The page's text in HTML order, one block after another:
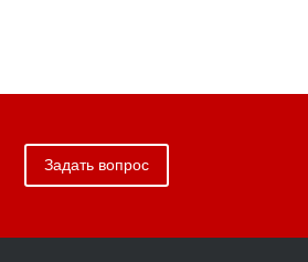
Задать вопрос